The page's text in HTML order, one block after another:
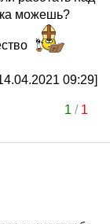
можешь?
09:29]
1 / 1